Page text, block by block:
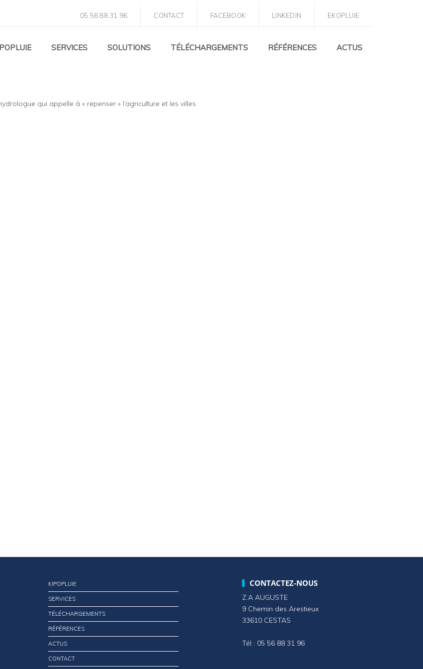
05 56 88 31 96 CONTACT FACEBOOK LINKEDIN EKOPLUIE
SERVICES SOLUTIONS TÉLÉCHARGEMENTS RÉFÉRENCES ACTUS
qui appelle à « repenser » l’agriculture et les villes
KIPOPLUIE
SERVICES
TÉLÉCHARGEMENTS
RÉFÉRENCES
ACTUS
CONTACT
CONTACTEZ-NOUS
Z.A AUGUSTE
9 Chemin des Arestieux
33610 CESTAS
Tél : 05 56 88 31 96